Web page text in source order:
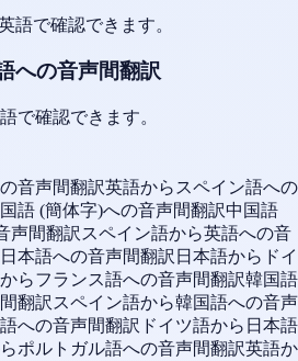
語で確認できます。
への音声間翻訳
で確認できます。
音声間翻訳英語からスペイン語への
語 (簡体字)への音声間翻訳中国語
声間翻訳 スペイン語から英語への音
本語への音声間翻訳 日本語からドイ
らフランス語への音声間翻訳韓国語
翻訳 スペイン語から韓国語への音声
への音声間翻訳 ドイツ語から日本語
ポルトガル語への音声間翻訳英語か